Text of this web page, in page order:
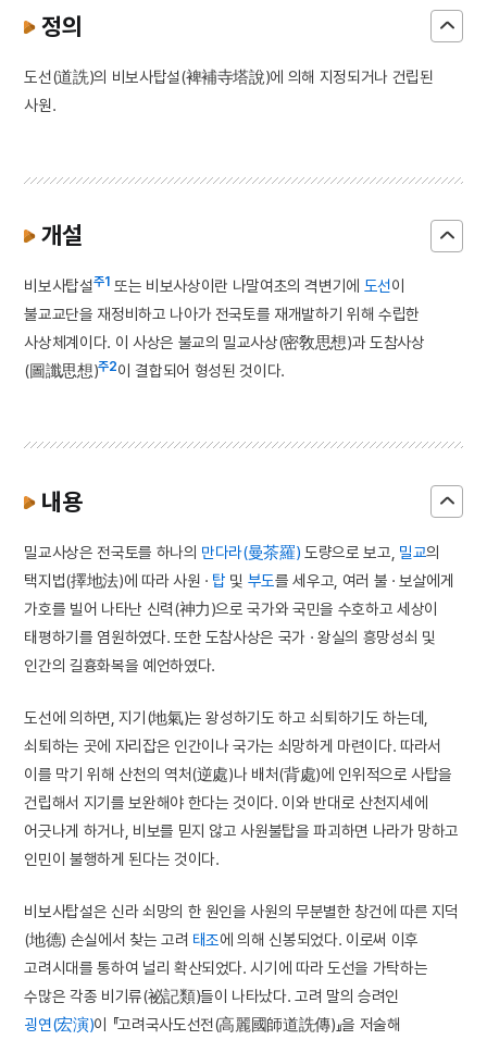
정의
도선(道詵)의 비보사탑설(裨補寺塔說)에 의해 지정되거나 건립된
사원.
개설
비보사탑설주1 또는 비보사상이란 나말여초의 격변기에 도선이
불교교단을 재정비하고 나아가 전국토를 재개발하기 위해 수립한
사상체계이다. 이 사상은 불교의 밀교사상(密敎思想)과 도참사상
(圖讖思想)주2이 결합되어 형성된 것이다.
내용
밀교사상은 전국토를 하나의 만다라(曼茶羅) 도량으로 보고, 밀교의
택지법(擇地法)에 따라 사원 · 탑 및 부도를 세우고, 여러 불 · 보살에게
가호를 빌어 나타난 신력(神力)으로 국가와 국민을 수호하고 세상이
태평하기를 염원하였다. 또한 도참사상은 국가 · 왕실의 흥망성쇠 및
인간의 길흉화복을 예언하였다.
도선에 의하면, 지기(地氣)는 왕성하기도 하고 쇠퇴하기도 하는데,
쇠퇴하는 곳에 자리잡은 인간이나 국가는 쇠망하게 마련이다. 따라서
이를 막기 위해 산천의 역처(逆處)나 배처(背處)에 인위적으로 사탑을
건립해서 지기를 보완해야 한다는 것이다. 이와 반대로 산천지세에
어긋나게 하거나, 비보를 믿지 않고 사원불탑을 파괴하면 나라가 망하고
인민이 불행하게 된다는 것이다.
비보사탑설은 신라 쇠망의 한 원인을 사원의 무분별한 창건에 따른 지덕
(地德) 손실에서 찾는 고려 태조에 의해 신봉되었다. 이로써 이후
고려시대를 통하여 널리 확산되었다. 시기에 따라 도선을 가탁하는
수많은 각종 비기류(祕記類)들이 나타났다. 고려 말의 승려인
굉연(宏演)이 『고려국사도선전(高麗國師道詵傳)』을 저술해